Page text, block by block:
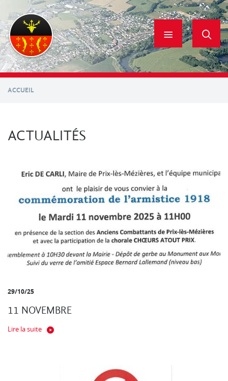
contenu
principal
ACCUEIL
ACTUALITÉS
29/10/25
11 NOVEMBRE
Lire la suite